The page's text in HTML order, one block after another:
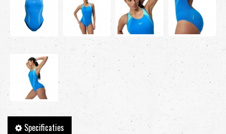
Specificaties